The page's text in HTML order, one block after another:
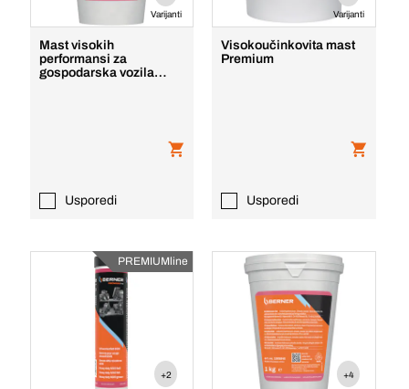
Varijanti
Mast visokih
performansi za
gospodarska vozila
Usporedi
Varijanti
Visokoučinkovita mast
Premium
Usporedi
PREMIUMline
+2 +4